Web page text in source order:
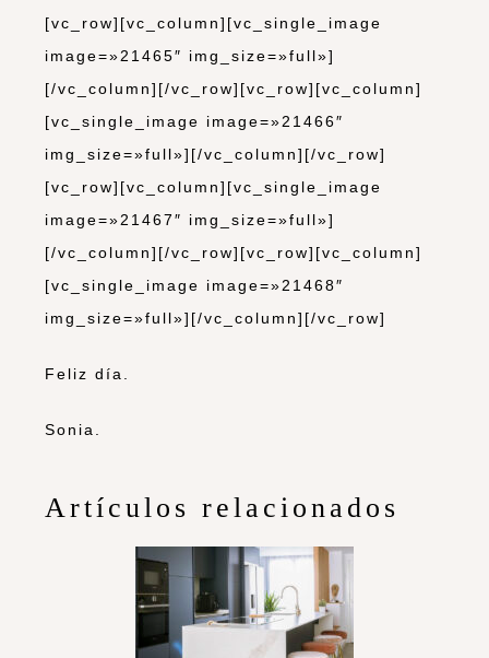
[vc_row][vc_column][vc_single_image
image=»21465″ img_size=»full»]
[/vc_column][/vc_row][vc_row][vc_column]
[vc_single_image image=»21466″
img_size=»full»][/vc_column][/vc_row]
[vc_row][vc_column][vc_single_image
image=»21467″ img_size=»full»]
[/vc_column][/vc_row][vc_row][vc_column]
[vc_single_image image=»21468″
img_size=»full»][/vc_column][/vc_row]
Feliz día.
Sonia.
Artículos relacionados